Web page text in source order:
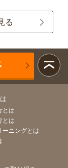
る
とは
とは
ーニングとは